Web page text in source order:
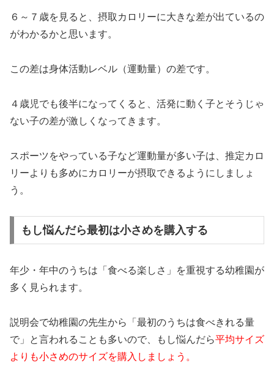
６～７歳を見ると、摂取カロリーに大きな差が出ているの
がわかるかと思います。
この差は身体活動レベル（運動量）の差です。
４歳児でも後半になってくると、活発に動く子とそうじゃ
ない子の差が激しくなってきます。
スポーツをやっている子など運動量が多い子は、推定カロ
リーよりも多めにカロリーが摂取できるようにしましょ
う。
もし悩んだら最初は小さめを購入する
年少・年中のうちは「食べる楽しさ」を重視する幼稚園が
多く見られます。
説明会で幼稚園の先生から「最初のうちは食べきれる量
で」と言われることも多いので、もし悩んだら平均サイズ
よりも小さめのサイズを購入しましょう。